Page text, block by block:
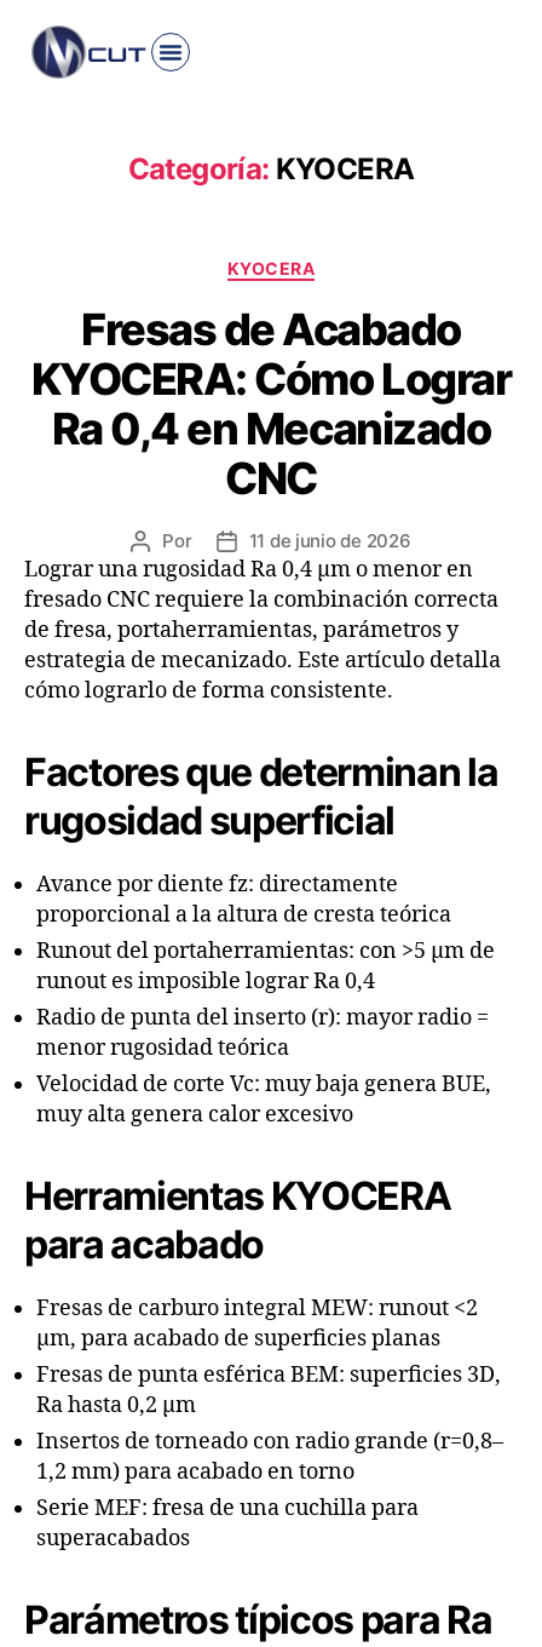
Categoría: KYOCERA
KYOCERA
Fresas de Acabado
KYOCERA: Cómo Lograr
Ra 0,4 en Mecanizado
CNC
Por 11 de junio de 2026
Lograr una rugosidad Ra 0,4 µm o menor en
fresado CNC requiere la combinación correcta
de fresa, portaherramientas, parámetros y
estrategia de mecanizado. Este artículo detalla
cómo lograrlo de forma consistente.
Factores que determinan la
rugosidad superficial
Avance por diente fz: directamente
proporcional a la altura de cresta teórica
Runout del portaherramientas: con >5 µm de
runout es imposible lograr Ra 0,4
Radio de punta del inserto (r): mayor radio =
menor rugosidad teórica
Velocidad de corte Vc: muy baja genera BUE,
muy alta genera calor excesivo
Herramientas KYOCERA
para acabado
Fresas de carburo integral MEW: runout <2
µm, para acabado de superficies planas
Fresas de punta esférica BEM: superficies 3D,
Ra hasta 0,2 µm
Insertos de torneado con radio grande (r=0,8–
1,2 mm) para acabado en torno
Serie MEF: fresa de una cuchilla para
superacabados
Parámetros típicos para Ra